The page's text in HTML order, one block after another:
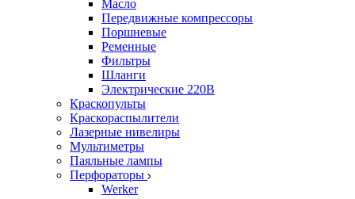
Масло
Передвижные компрессоры
Поршневые
Ременные
Фильтры
Шланги
Электрические 220В
Краскопульты
Краскораспылители
Лазерные нивелиры
Мультиметры
Паяльные лампы
Перфораторы
Werker